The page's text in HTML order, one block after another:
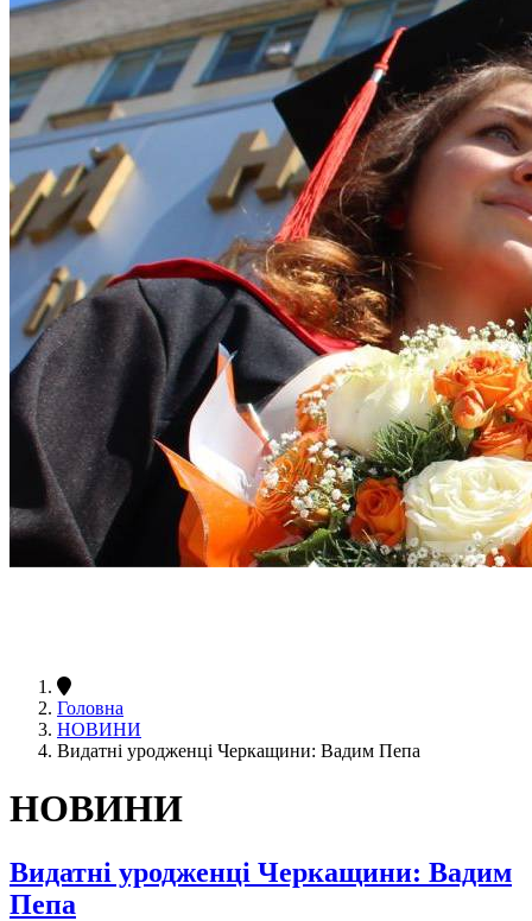
Головна
НОВИНИ
Видатні уродженці Черкащини: Вадим Пепа
НОВИНИ
Видатні уродженці Черкащини: Вадим
Пепа